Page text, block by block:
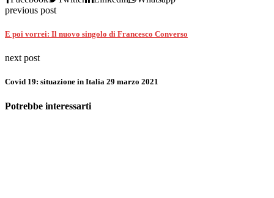
previous post
E poi vorrei: Il nuovo singolo di Francesco Converso
next post
Covid 19: situazione in Italia 29 marzo 2021
Potrebbe interessarti